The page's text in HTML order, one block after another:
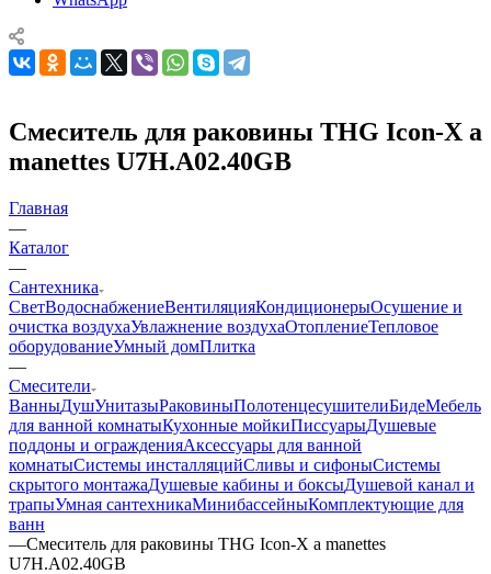
Смеситель для раковины THG Icon-X a
manettes U7H.A02.40GB
Главная
—
Каталог
—
Сантехника
СветВодоснабжениеВентиляцияКондиционерыОсушение и
очистка воздухаУвлажнение воздухаОтоплениеТепловое
оборудованиеУмный домПлитка
—
Смесители
ВанныДушУнитазыРаковиныПолотенцесушителиБидеМебель
для ванной комнатыКухонные мойкиПиссуарыДушевые
поддоны и огражденияАксессуары для ванной
комнатыСистемы инсталляцийСливы и сифоныСистемы
скрытого монтажаДушевые кабины и боксыДушевой канал и
трапыУмная сантехникаМинибассейныКомплектующие для
ванн
—Смеситель для раковины THG Icon-X a manettes
U7H.A02.40GB